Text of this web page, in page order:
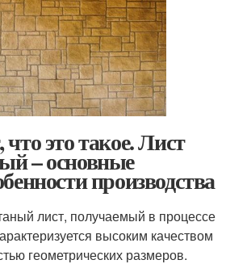
это такое. Лист
– основные
производства
лист, получаемый в процессе
высоким качеством
геометрических размеров.